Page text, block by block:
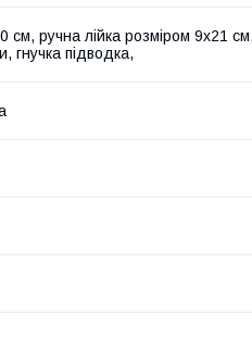
см, ручна лійка розміром 9х21 см,
гнучка підводка,